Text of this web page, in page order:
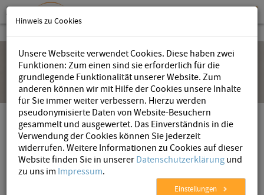
Workflow Management mit AristaFlow
BPM Suite
Von der fachlichen Prozessmodellierung bis zum
automatisierten Workflow – AristaFlow BPM Suite begleitet
Sie zuverlässig bei der Digitalisierung Ihrer
Hinweis zu Cookies
Unsere Webseite verwendet Cookies. Diese haben zwei
Funktionen: Zum einen sind sie erforderlich für die
grundlegende Funktionalität unserer Website. Zum
anderen können wir mit Hilfe der Cookies unsere Inhalte
für Sie immer weiter verbessern. Hierzu werden
pseudonymisierte Daten von Website-Besuchern
gesammelt und ausgewertet. Das Einverständnis in die
Verwendung der Cookies können Sie jederzeit
widerrufen. Weitere Informationen zu Cookies auf dieser
Website finden Sie in unsererDatenschutzerklärungund
zu uns im Impressum.
Einstellungen